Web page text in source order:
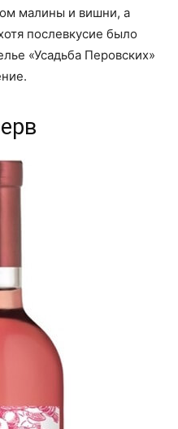
малины и вишни, а
послевкусие было
«Усадьба Перовских»